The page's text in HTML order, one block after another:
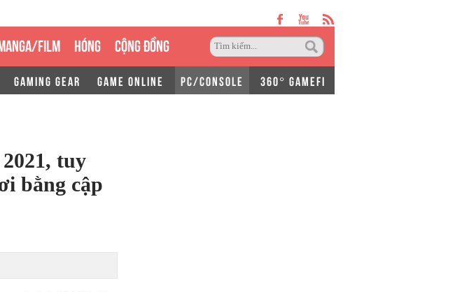
FILM HÓNG CỘNG ĐỒNG
GAMING GEAR GAME ONLINE PC/CONSOLE 360° GAMEFI
tuy
bằng cập